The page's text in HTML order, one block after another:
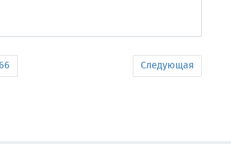
Следующая